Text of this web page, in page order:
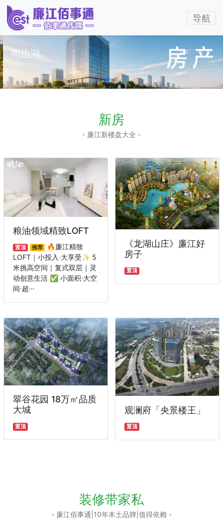
导航
周边游
新房
- 廉江新楼盘大全 -
粮油领域精致LOFT
置顶 推荐
🔥廉江精致
LOFT｜小投入·大享受✨ 5
米挑高空间｜复式双层｜灵
动创意生活 ✅ 小面积·大空
间·超···
《龙湖山庄》廉江好
房子
置顶
翠谷花园 18万㎡品质
大城
置顶
观澜府「央景楼王」
置顶
装修带家私
- 廉江佰事通|10年本土品牌|值得依赖 -